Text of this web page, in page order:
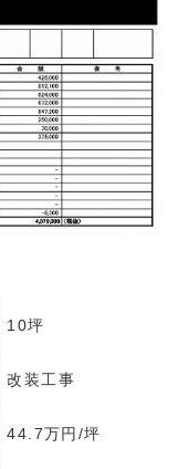
10坪
改装工事
44.7万円/坪